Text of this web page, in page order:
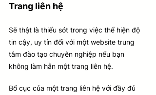
Trang liên hệ
Sẽ thật là thiếu sót trong việc thể hiện độ
tin cậy, uy tín đối với một website trung
tâm đào tạo chuyên nghiệp nếu bạn
không làm hẳn một trang liên hệ.
Bố cục của một trang liên hệ với đầy đủ